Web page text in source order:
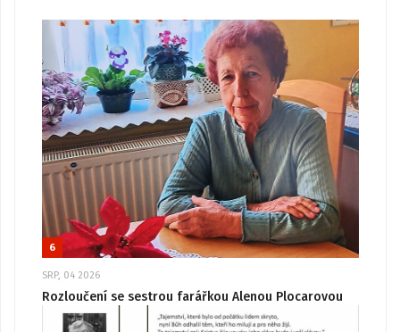
6
SRP, 04 2026
Rozloučení se sestrou farářkou Alenou Plocarovou